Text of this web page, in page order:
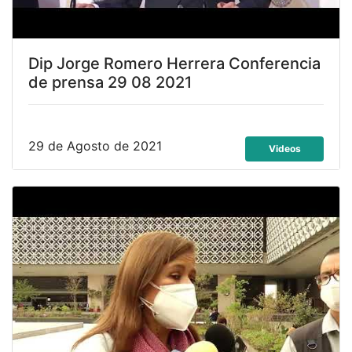
Dip Jorge Romero Herrera Conferencia
de prensa 29 08 2021
29 de Agosto de 2021 Videos